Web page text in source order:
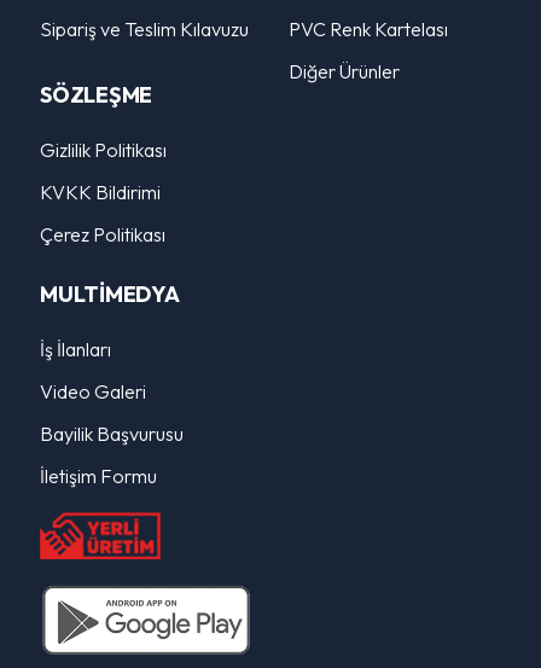
Sipariş ve Teslim Kılavuzu
SÖZLEŞME
Gizlilik Politikası
KVKK Bildirimi
Çerez Politikası
PVC Renk Kartelası
Diğer Ürünler
MULTİMEDYA
İş İlanları
Video Galeri
Bayilik Başvurusu
İletişim Formu